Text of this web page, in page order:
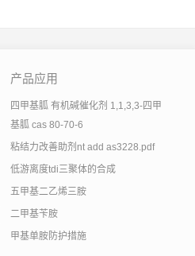
产品应用
四甲基胍 有机碱催化剂 1,1,3,3-四甲
基胍 cas 80-70-6
粘结力改善助剂nt add as3228.pdf
低游离度tdi三聚体的合成
五甲基二乙烯三胺
二甲基苄胺
甲基单胺防护措施